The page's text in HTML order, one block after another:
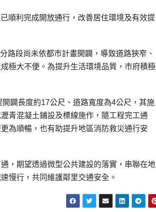
順利完成開放通行，改善居住環境及有效提
路段尚未依都市計畫開闢，導致道路狹窄、
極大不便。為提升生活環境品質，市府積極
闢長度約17公尺、道路寬度為4公尺，其施
青混凝土鋪設及標線施作，隨工程完工通
為順暢，也有助提升地區消防救災通行安
，期望透過微型公共建設的落實，串聯在地
慢行，共同維護鄰里交通安全。